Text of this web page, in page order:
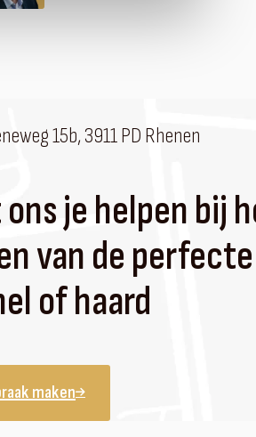
15b, 3911 PD Rhenen
ons je helpen bij
van de perfecte
of haard
maken